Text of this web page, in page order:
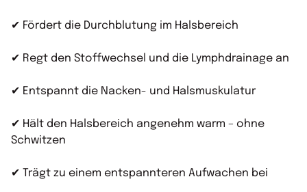
✔ Fördert die Durchblutung im Halsbereich
✔ Regt den Stoffwechsel und die Lymphdrainage an
✔ Entspannt die Nacken- und Halsmuskulatur
✔ Hält den Halsbereich angenehm warm – ohne
Schwitzen
✔ Trägt zu einem entspannteren Aufwachen bei